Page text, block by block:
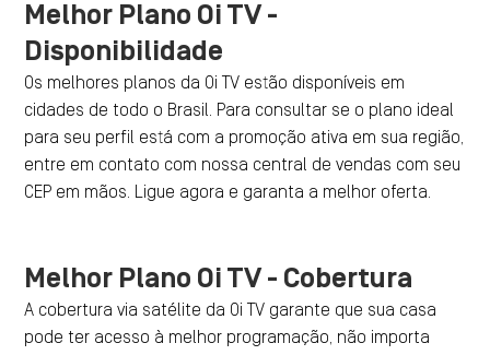
Melhor Plano Oi TV -
Disponibilidade
Os melhores planos da Oi TV estão disponíveis em
cidades de todo o Brasil. Para consultar se o plano ideal
para seu perfil está com a promoção ativa em sua região,
entre em contato com nossa central de vendas com seu
CEP em mãos. Ligue agora e garanta a melhor oferta.
Melhor Plano Oi TV - Cobertura
A cobertura via satélite da Oi TV garante que sua casa
pode ter acesso à melhor programação, não importa